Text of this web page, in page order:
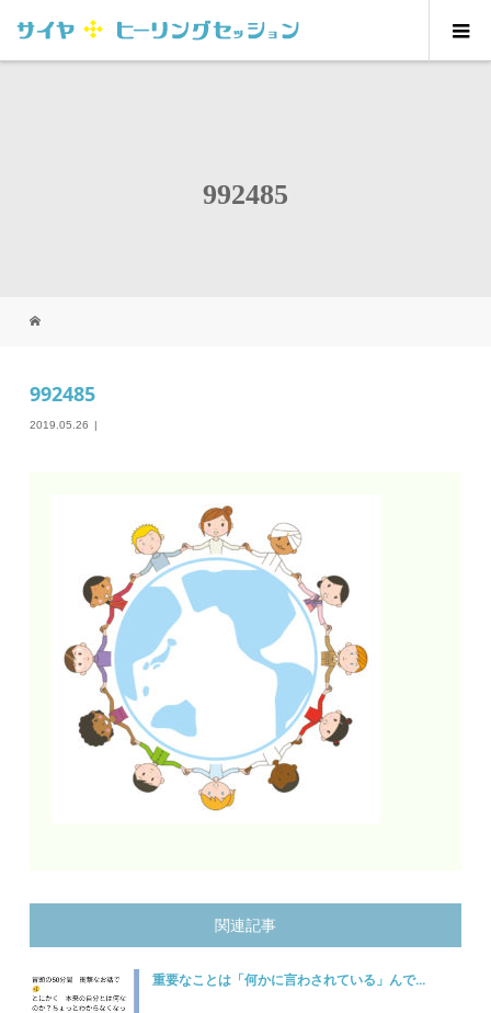
992485
992485
2019.05.26
関連記事
重要なことは「何かに言わされている」んで...